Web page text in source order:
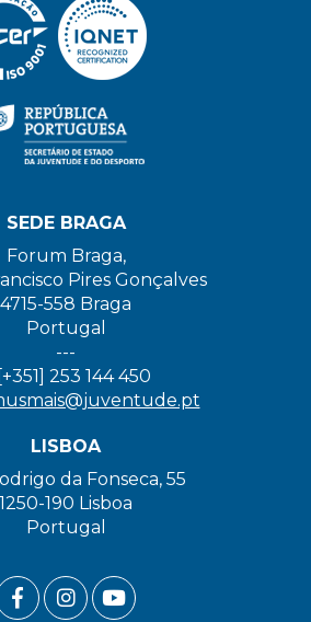
SEDE BRAGA
Forum Braga,
Pires Gonçalves
4715-558 Braga
Portugal
---
[+351] 253 144 450
LISBOA
da Fonseca, 55
1250-190 Lisboa
Portugal
FACEBOOK LINK
INSTAGRAM LINK
YOUTUBE LINK